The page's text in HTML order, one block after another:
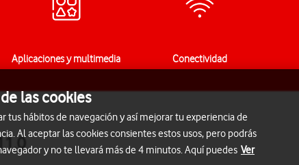
Aplicaciones y multimedia Conectividad
las cookies
tus hábitos de navegación y así mejorar tu experiencia de
Al aceptar las cookies consientes estos usos, pero podrás
y no te llevará más de 4 minutos. Aquí puedes Ver